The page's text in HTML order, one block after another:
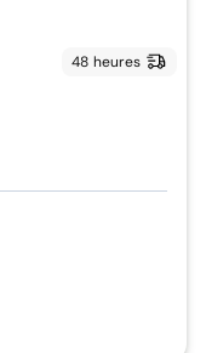
48 heures